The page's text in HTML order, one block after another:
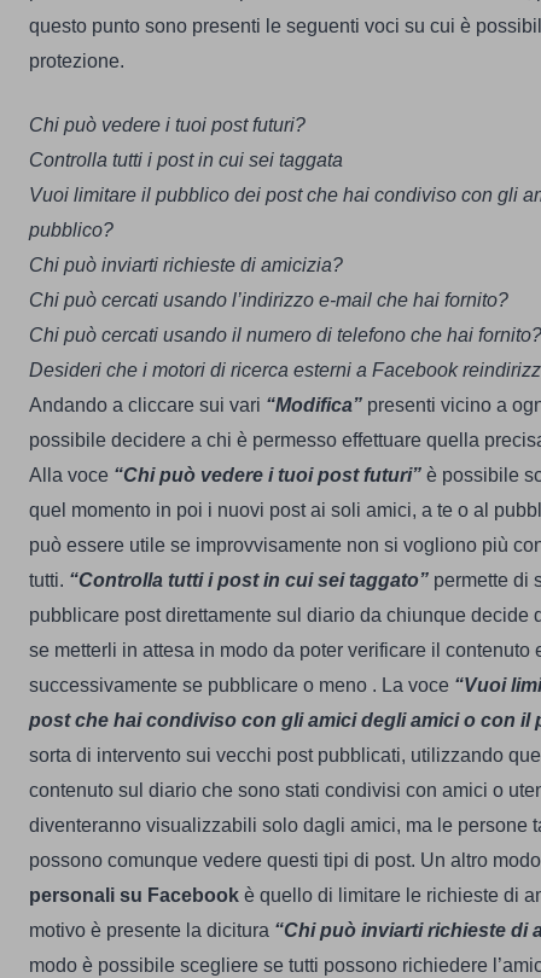
questo punto sono presenti le seguenti voci su cui è
protezione.
Chi può vedere i tuoi post futuri?
Controlla tutti i post in cui sei taggata
Vuoi limitare il pubblico dei post che hai condiviso con gli
pubblico?
Chi può inviarti richieste di amicizia?
Chi può cercati usando l’indirizzo e-mail che hai fornito?
Chi può cercati usando il numero di telefono che hai fornito?
Desideri che i motori di ricerca esterni a Facebook
Andando a cliccare sui vari “Modifica” presenti vicino a
possibile decidere a chi è permesso effettuare quella
Alla voce “Chi può vedere i tuoi post futuri” è possibile
quel momento in poi i nuovi post ai soli amici, a te o al
può essere utile se improvvisamente non si vogliono più
tutti. “Controlla tutti i post in cui sei taggato” permette di
pubblicare post direttamente sul diario da chiunque decide
se metterli in attesa in modo da poter verificare il contenuto
successivamente se pubblicare o meno . La voce “Vuoi
post che hai condiviso con gli amici degli amici o con il
sorta di intervento sui vecchi post pubblicati, utilizzando
contenuto sul diario che sono stati condivisi con amici o
diventeranno visualizzabili solo dagli amici, ma le persone
possono comunque vedere questi tipi di post. Un altro
personali su Facebook è quello di limitare le richieste di
motivo è presente la dicitura “Chi può inviarti richieste di
modo è possibile scegliere se tutti possono richiedere